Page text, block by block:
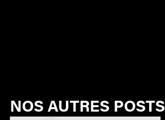
NOS AUTRES POSTS